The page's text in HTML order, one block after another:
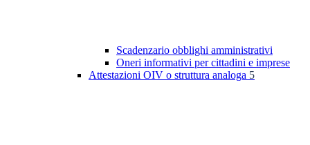
Scadenzario obblighi amministrativi
Oneri informativi per cittadini e imprese
Attestazioni OIV o struttura analoga 5